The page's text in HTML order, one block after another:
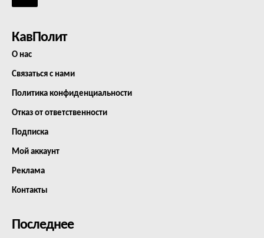
КавПолит
О нас
Связаться с нами
Политика конфиденциальности
Отказ от ответственности
Подписка
Мой аккаунт
Реклама
Контакты
Последнее